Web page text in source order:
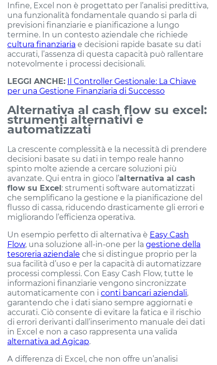
Infine, Excel non è progettato per l’analisi predittiva,
una funzionalità fondamentale quando si parla di
previsioni finanziarie e pianificazione a lungo
termine. In un contesto aziendale che richiede
cultura finanziaria e decisioni rapide basate su dati
accurati, l’assenza di questa capacità può rallentare
notevolmente i processi decisionali.
LEGGI ANCHE: Il Controller Gestionale: La Chiave
per una Gestione Finanziaria di Successo
Alternativa al cash flow su excel:
strumenti alternativi e
automatizzati
La crescente complessità e la necessità di prendere
decisioni basate su dati in tempo reale hanno
spinto molte aziende a cercare soluzioni più
avanzate. Qui entra in gioco l’alternativa al cash
flow su Excel: strumenti software automatizzati
che semplificano la gestione e la pianificazione del
flusso di cassa, riducendo drasticamente gli errori e
migliorando l’efficienza operativa.
Un esempio perfetto di alternativa è Easy Cash
Flow, una soluzione all-in-one per la gestione della
tesoreria aziendale che si distingue proprio per la
sua facilità d’uso e per la capacità di automatizzare
processi complessi. Con Easy Cash Flow, tutte le
informazioni finanziarie vengono sincronizzate
automaticamente con i conti bancari aziendali,
garantendo che i dati siano sempre aggiornati e
accurati. Ciò consente di evitare la fatica e il rischio
di errori derivanti dall’inserimento manuale dei dati
in Excel e non a caso rappresenta una valida
alternativa ad Agicap.
A differenza di Excel, che non offre un’analisi